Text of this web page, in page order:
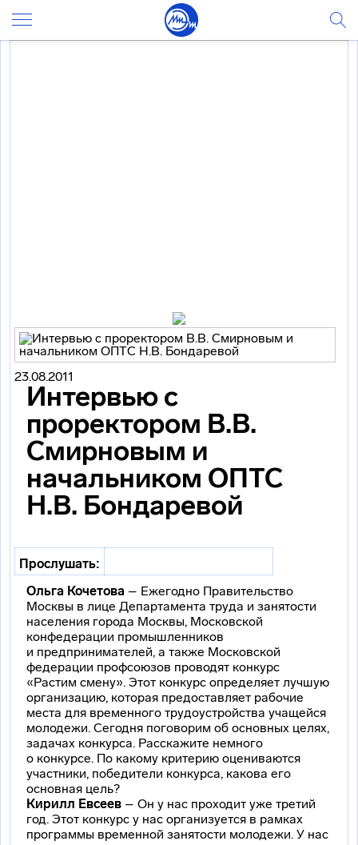
23.08.2011
Интервью с
проректором В.В.
Смирновым и
начальником ОПТС
Н.В. Бондаревой
Прослушать:
Ольга Кочетова – Ежегодно Правительство
Москвы в лице Департамента труда и занятости
населения города Москвы, Московской
конфедерации промышленников
и предпринимателей, а также Московской
федерации профсоюзов проводят конкурс
«Растим смену». Этот конкурс определяет лучшую
организацию, которая предоставляет рабочие
места для временного трудоустройства учащейся
молодежи. Сегодня поговорим об основных целях,
задачах конкурса. Расскажите немного
о конкурсе. По какому критерию оцениваются
участники, победители конкурса, какова его
основная цель?
Кирилл Евсеев – Он у нас проходит уже третий
год. Этот конкурс у нас организуется в рамках
программы временной занятости молодежи. У нас